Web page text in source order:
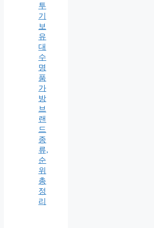
투
기
보
유
대
수
명
품
가
방
브
랜
드
종
류,
순
위
총
정
리